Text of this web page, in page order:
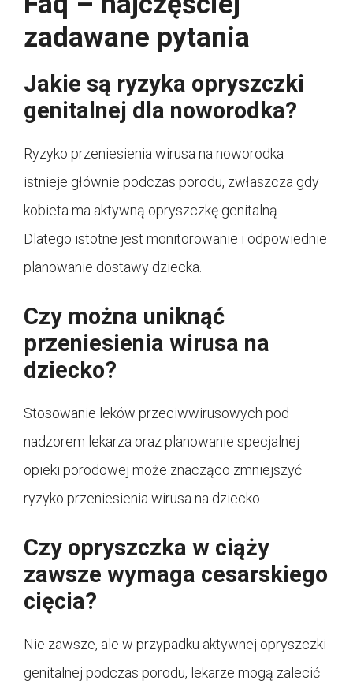
zadawane pytania
Jakie są ryzyka opryszczki
genitalnej dla noworodka?
Ryzyko przeniesienia wirusa na noworodka
istnieje głównie podczas porodu, zwłaszcza gdy
kobieta ma aktywną opryszczkę genitalną.
Dlatego istotne jest monitorowanie i odpowiednie
planowanie dostawy dziecka.
Czy można uniknąć
przeniesienia wirusa na
dziecko?
Stosowanie leków przeciwwirusowych pod
nadzorem lekarza oraz planowanie specjalnej
opieki porodowej może znacząco zmniejszyć
ryzyko przeniesienia wirusa na dziecko.
Czy opryszczka w ciąży
zawsze wymaga cesarskiego
cięcia?
Nie zawsze, ale w przypadku aktywnej opryszczki
genitalnej podczas porodu, lekarze mogą zalecić